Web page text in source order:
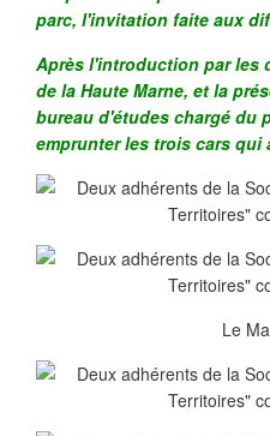
parc, l'invitation faite aux
Après l'introduction par les
de la Haute Marne, et la
bureau d'études chargé du
emprunter les trois cars qui
Le